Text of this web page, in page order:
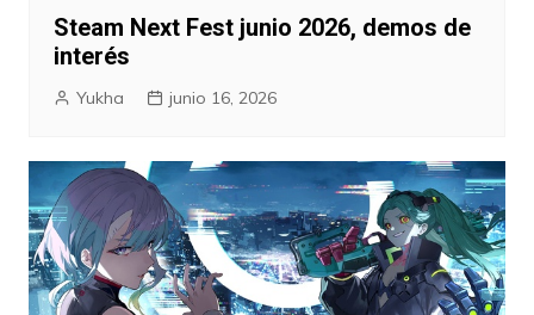
Steam Next Fest junio 2026, demos de
interés
Yukha junio 16, 2026